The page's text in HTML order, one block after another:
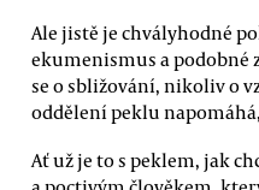
Ale jistě je chvályhodné
ekumenismus a podobné
se o sbližování, nikoliv o
oddělení peklu
Ať už je to s peklem, jak